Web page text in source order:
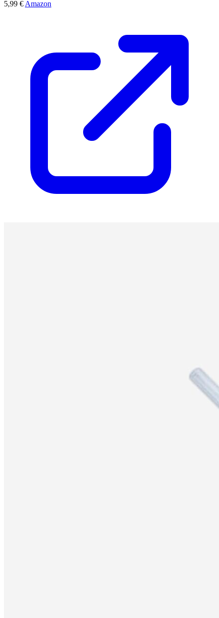
5,99 € Amazon